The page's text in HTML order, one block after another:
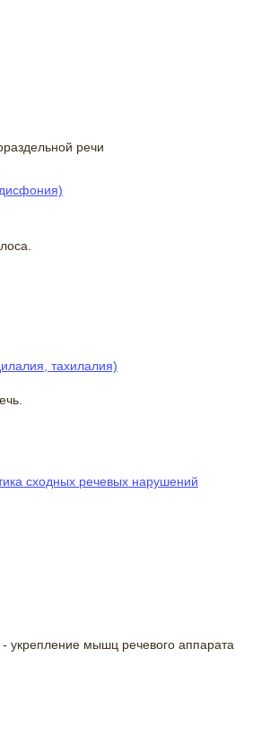
речи
тахилалия)
сходных речевых нарушений
укрепление мышц речевого аппарата